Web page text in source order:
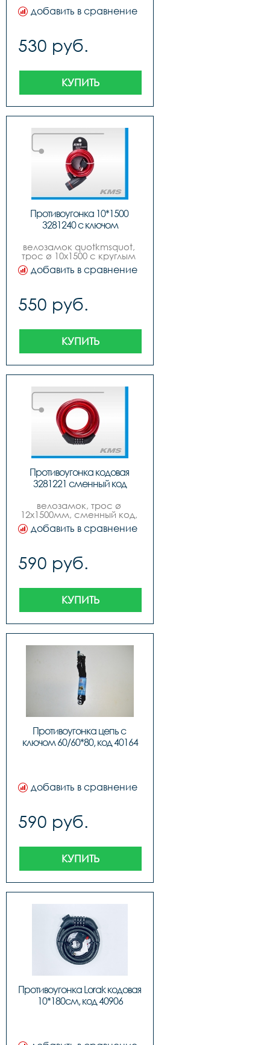
добавить в сравнение
530 руб.
КУПИТЬ
Противоугонка 10*1500
3281240 с ключом
велозамок quotkmsquot,
трос ø 10х1500 с круглым
ключом, 4 цвета.
добавить в сравнение
550 руб.
КУПИТЬ
Противоугонка кодовая
3281221 сменный код
велозамок, трос ø
12x1500мм, сменный код,
добавить в сравнение
590 руб.
КУПИТЬ
Противоугонка цепь с
ключом 60/60*80, код 40164
добавить в сравнение
590 руб.
КУПИТЬ
Противоугонка Lorak кодовая
10*180см, код 40906